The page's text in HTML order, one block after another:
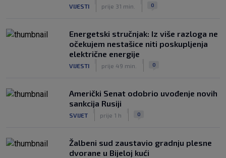
VIJESTI prije 31 min. 0
Energetski stručnjak: Iz više razloga ne
očekujem nestašice niti poskupljenja
električne energije
VIJESTI prije 49 min. 0
Američki Senat odobrio uvođenje novih
sankcija Rusiji
SVIJET prije 1 h 0
Žalbeni sud zaustavio gradnju plesne
dvorane u Bijeloj kući